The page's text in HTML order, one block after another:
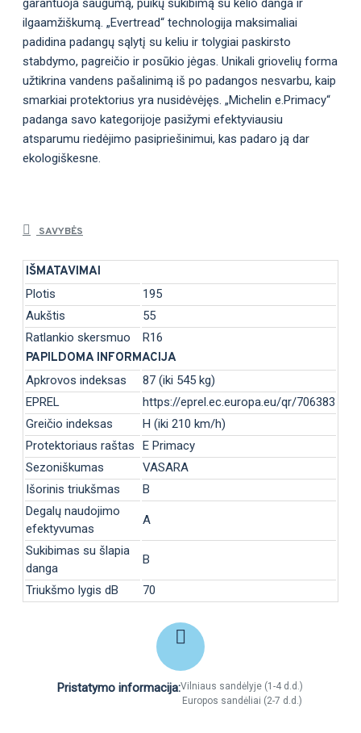
garantuoja saugumą, puikų sukibimą su kelio danga ir
ilgaamžiškumą. „Evertread“ technologija maksimaliai
padidina padangų sąlytį su keliu ir tolygiai paskirsto
stabdymo, pagreičio ir posūkio jėgas. Unikali griovelių forma
užtikrina vandens pašalinimą iš po padangos nesvarbu, kaip
smarkiai protektorius yra nusidėvėjęs. „Michelin e.Primacy“
padanga savo kategorijoje pasižymi efektyviausiu
atsparumu riedėjimo pasipriešinimui, kas padaro ją dar
ekologiškesne.
SAVYBĖS
IŠMATAVIMAI
Plotis
195
Aukštis
55
Ratlankio skersmuo
R16
PAPILDOMA INFORMACIJA
Apkrovos indeksas
87 (iki 545 kg)
EPREL
https://eprel.ec.europa.eu/qr/706383
Greičio indeksas
H (iki 210 km/h)
Protektoriaus raštas
E Primacy
Sezoniškumas
VASARA
Išorinis triukšmas
B
Degalų naudojimo
efektyvumas
A
Sukibimas su šlapia
danga
B
Triukšmo lygis dB 70
Pristatymo informacija:Vilniaus sandėlyje (1-4 d.d.)
Europos sandėliai (2-7 d.d.)